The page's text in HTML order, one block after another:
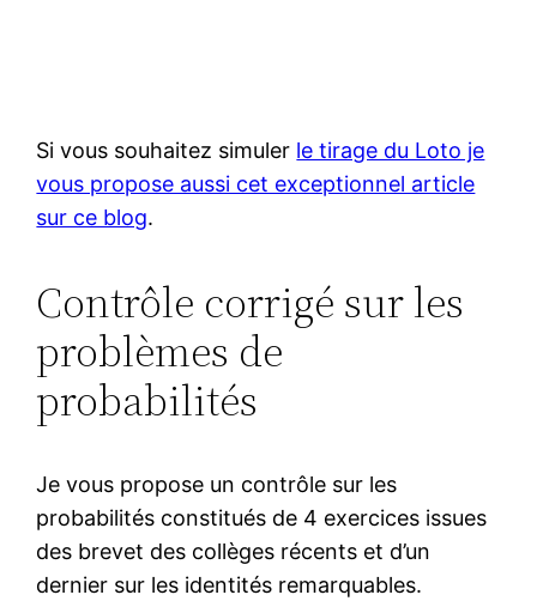
Si vous souhaitez simuler le tirage du Loto je
vous propose aussi cet exceptionnel article
sur ce blog.
Contrôle corrigé sur les
problèmes de
probabilités
Je vous propose un contrôle sur les
probabilités constitués de 4 exercices issues
des brevet des collèges récents et d’un
dernier sur les identités remarquables.